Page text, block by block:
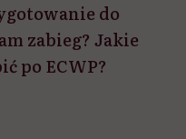
do
zabieg? Jakie
po ECWP?